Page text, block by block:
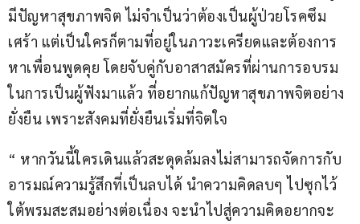
มีปัญหาสุขภาพจิต ไม่จำเป็นว่าต้องเป็นผู้ป่วยโรคซึม
เศร้า แต่เป็นใครก็ตามที่อยู่ในภาวะเครียดและต้องการ
หาเพื่อนพูดคุย โดยจับคู่กับอาสาสมัครที่ผ่านการอบรม
ในการเป็นผู้ฟังมาแล้ว ที่อยากแก้ปัญหาสุขภาพจิตอย่าง
ยั่งยืน เพราะสังคมที่ยั่งยืนเริ่มที่จิตใจ
“ หากวันนี้ใครเดินแล้วสะดุดล้มลงไม่สามารถจัดการกับ
อารมณ์ความรู้สึกที่เป็นลบได้ นำความคิดลบๆ ไปซุกไว้
ใต้พรมสะสมอย่างต่อเนื่อง จะนำไปสู่ความคิดอยากจะ